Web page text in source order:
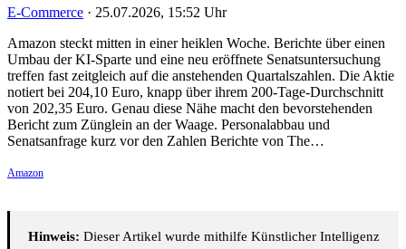
E-Commerce · 25.07.2026, 15:52 Uhr
Amazon steckt mitten in einer heiklen Woche. Berichte über einen
Umbau der KI-Sparte und eine neu eröffnete Senatsuntersuchung
treffen fast zeitgleich auf die anstehenden Quartalszahlen. Die Aktie
notiert bei 204,10 Euro, knapp über ihrem 200-Tage-Durchschnitt
von 202,35 Euro. Genau diese Nähe macht den bevorstehenden
Bericht zum Zünglein an der Waage. Personalabbau und
Senatsanfrage kurz vor den Zahlen Berichte von The…
Amazon
Hinweis: Dieser Artikel wurde mithilfe Künstlicher Intelligenz